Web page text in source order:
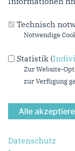
Platz des
40221
Telefon:
E-Mail:
Technisch
Notwendige
Statistik (
Zur Website-
zur Verfügung
Datenschutz